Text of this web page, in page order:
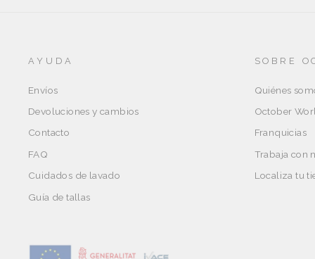
AYUDA
Envíos
Devoluciones y cambios
Contacto
FAQ
Cuidados de lavado
Guía de tallas
SOBRE
Quiénes
October
Franquicias
Trabaja con
Localiza tu